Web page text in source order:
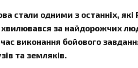
стали одними з останніх, які
хвилювався за найдорожчих
виконання бойового
та земляків.